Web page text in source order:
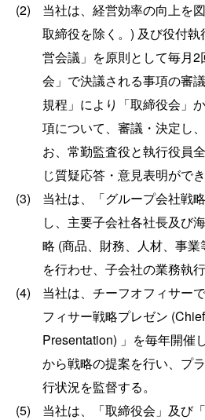
(2)
当社は、経営効率の向上を
取締役を除く。) 及び役付
営会議」を原則として毎月
会」で決議される事項の審
規程」により「取締役会」
項について、審議・決定し
お、常勤監査役と執行役員
じ質疑応答・意見表明がで
(3)
当社は、「グループ会社戦
し、主要子会社各社長及び
略 (商品、財務、人材、事
を行わせ、子会社の業務執
(4)
当社は、チーフオフィサー
フィサー戦略プレゼン
Presentation) 」を毎年開催
から戦略の提案を行い、プ
行状況を監督する。
(5)
当社は、「取締役会」及び